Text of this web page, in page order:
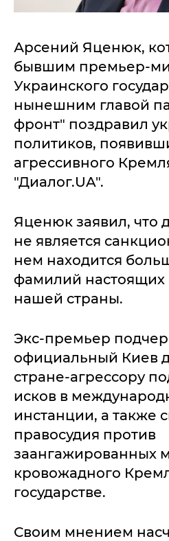
Арсений Яценюк,
бывшим премьер-
Украинского
нынешним главой
фронт" поздравил
политиков,
агрессивного
"Диалог.UA".
Яценюк заявил, что
не является
нем находится
фамилий настоящих
нашей страны.
Экс-премьер
официальный Киев
стране-агрессору
исков в
инстанции, а также
правосудия против
заангажированных
кровожадного
государстве.
Своим мнением